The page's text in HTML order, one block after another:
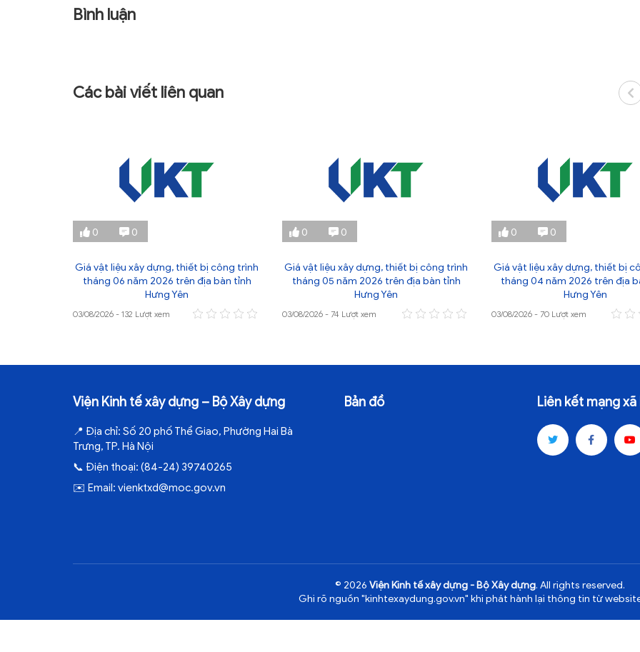
Bình luận
Các bài viết liên quan
0 0
Giá vật liệu xây dựng, thiết bị công trình
tháng 06 năm 2026 trên địa bàn tỉnh
Hưng Yên
03/08/2026 - 132 Lượt xem
0 0
Giá vật liệu xây dựng, thiết bị công trình
tháng 05 năm 2026 trên địa bàn tỉnh
Hưng Yên
03/08/2026 - 74 Lượt xem
0 0
Giá vật liệu xây dựng, thiết bị
tháng 04 năm 2026 trên địa
Hưng Yên
03/08/2026 - 70 Lượt xem
Viện Kinh tế xây dựng – Bộ Xây dựng
📍 Địa chỉ: Số 20 phố Thể Giao, Phường Hai Bà
Trưng, TP. Hà Nội
📞 Điện thoại: (84-24) 39740265
✉️ Email: vienktxd@moc.gov.vn
Bản đồ Liên kết mạng xã
© 2026 Viện Kinh tế xây dựng - Bộ Xây dựng. All rights reserved.
Ghi rõ nguồn "kinhtexaydung.gov.vn" khi phát hành lại thông tin từ